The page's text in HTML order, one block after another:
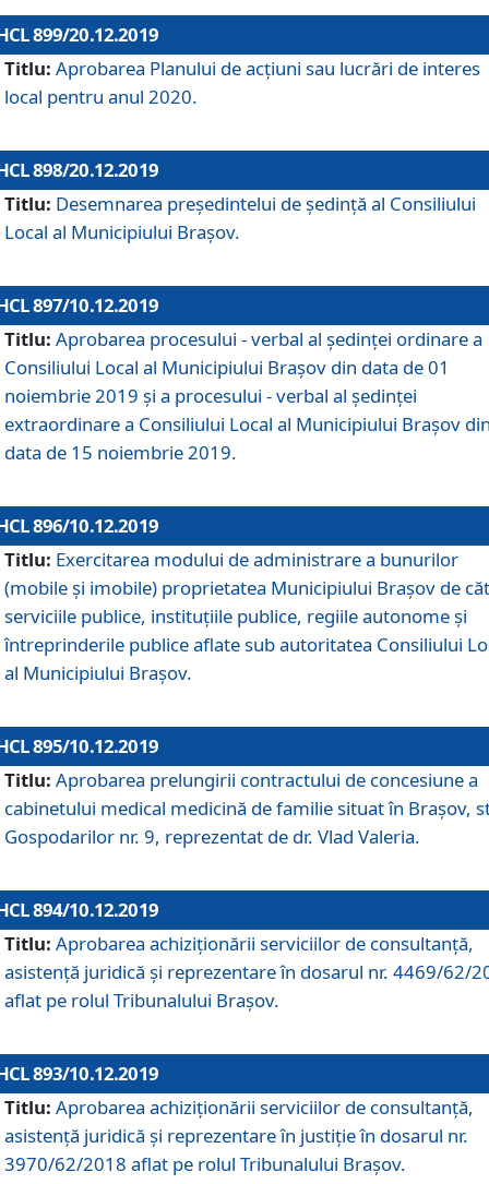
899/20.12.2019
Titlu: Aprobarea Planului de acţiuni sau lucrări de interes
local pentru anul 2020.
898/20.12.2019
Titlu: Desemnarea preşedintelui de şedinţă al Consiliului
Local al Municipiului Braşov.
897/10.12.2019
Titlu: Aprobarea procesului - verbal al şedinţei ordinare a
Consiliului Local al Municipiului Brașov din data de 01
noiembrie 2019 și a procesului - verbal al ședinței
extraordinare a Consiliului Local al Municipiului Brașov
data de 15 noiembrie 2019.
896/10.12.2019
Titlu: Exercitarea modului de administrare a bunurilor
(mobile și imobile) proprietatea Municipiului Brașov de
serviciile publice, instituțiile publice, regiile autonome și
întreprinderile publice aflate sub autoritatea Consiliului
al Municipiului Brașov.
895/10.12.2019
Titlu: Aprobarea prelungirii contractului de concesiune a
cabinetului medical medicină de familie situat în Braşov,
Gospodarilor nr. 9, reprezentat de dr. Vlad Valeria.
894/10.12.2019
Titlu: Aprobarea achiziţionării serviciilor de consultanţă,
asistenţă juridică şi reprezentare în dosarul nr. 4469/62/
aflat pe rolul Tribunalului Braşov.
893/10.12.2019
Titlu: Aprobarea achiziţionării serviciilor de consultanţă,
asistenţă juridică şi reprezentare în justiţie în dosarul nr.
3970/62/2018 aflat pe rolul Tribunalului Braşov.